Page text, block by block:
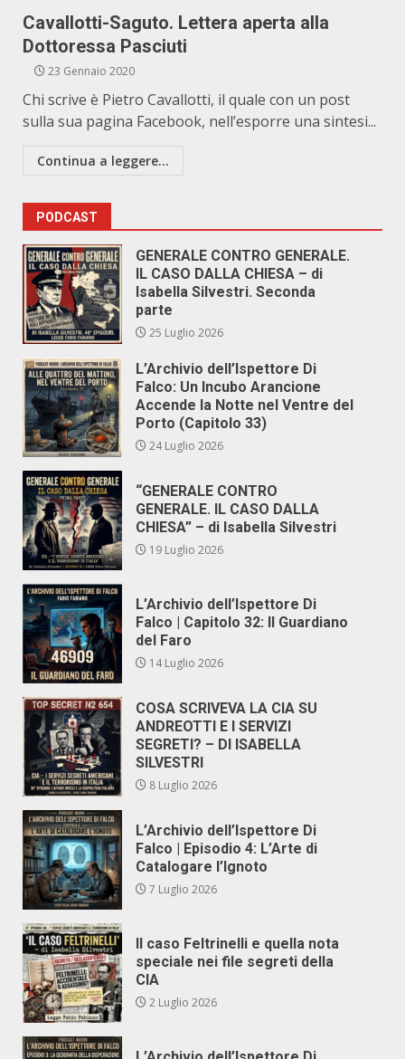
Cavallotti-Saguto. Lettera aperta alla
Dottoressa Pasciuti
23 Gennaio 2020
Chi scrive è Pietro Cavallotti, il quale con un post
sulla sua pagina Facebook, nell’esporre una sintesi...
Continua a leggere...
PODCAST
GENERALE CONTRO GENERALE.
IL CASO DALLA CHIESA – di
Isabella Silvestri. Seconda
parte
25 Luglio 2026
L’Archivio dell’Ispettore Di
Falco: Un Incubo Arancione
Accende la Notte nel Ventre del
Porto (Capitolo 33)
24 Luglio 2026
“GENERALE CONTRO
GENERALE. IL CASO DALLA
CHIESA” – di Isabella Silvestri
19 Luglio 2026
L’Archivio dell’Ispettore Di
Falco | Capitolo 32: Il Guardiano
del Faro
14 Luglio 2026
COSA SCRIVEVA LA CIA SU
ANDREOTTI E I SERVIZI
SEGRETI? – DI ISABELLA
SILVESTRI
8 Luglio 2026
L’Archivio dell’Ispettore Di
Falco | Episodio 4: L’Arte di
Catalogare l’Ignoto
7 Luglio 2026
Il caso Feltrinelli e quella nota
speciale nei file segreti della
CIA
2 Luglio 2026